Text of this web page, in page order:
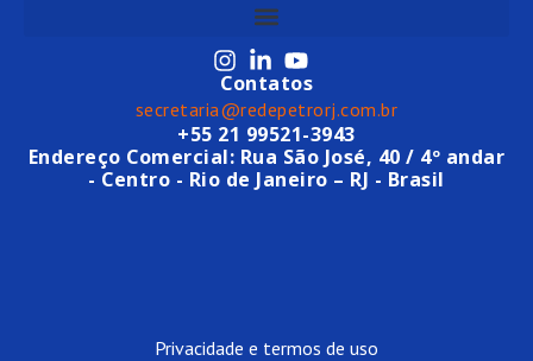
Contatos
secretaria@redepetrorj.com.br
+55 21 99521-3943
Endereço Comercial: Rua São José, 40 / 4º andar
- Centro - Rio de Janeiro – RJ - Brasil
Privacidade e termos de uso